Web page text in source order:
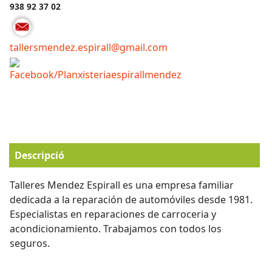
938 92 37 02
tallersmendez.espirall@gmail.com
Facebook/Planxisteriaespirallmendez
Descripció
Talleres Mendez Espirall es una empresa familiar
dedicada a la reparación de automóviles desde 1981.
Especialistas en reparaciones de carroceria y
acondicionamiento. Trabajamos con todos los
seguros.